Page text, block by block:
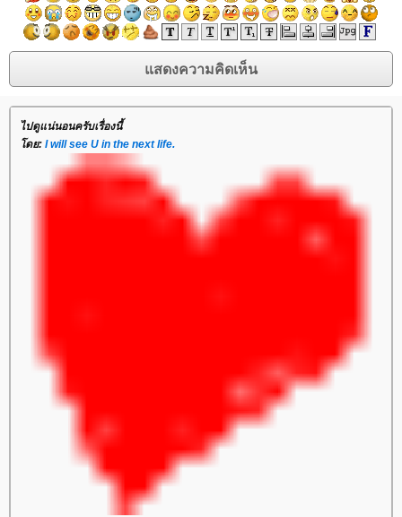
ไปดูแน่นอนครับเรื่องนี้
ดย: I will see U in the next life.